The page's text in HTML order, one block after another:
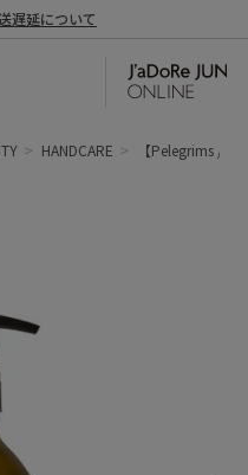
遅延について
HANDCARE 【Pelegrims /